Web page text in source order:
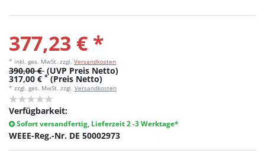
377,23 € *
* inkl. ges. MwSt. zzgl. Versandkosten
390,00 € (UVP Preis Netto)
317,00 € * (Preis Netto)
* zzgl. ges. MwSt. zzgl. Versandkosten
Verfügbarkeit:
Sofort versandfertig, Lieferzeit 2 -3 Werktage*
WEEE-Reg.-Nr. DE 50002973